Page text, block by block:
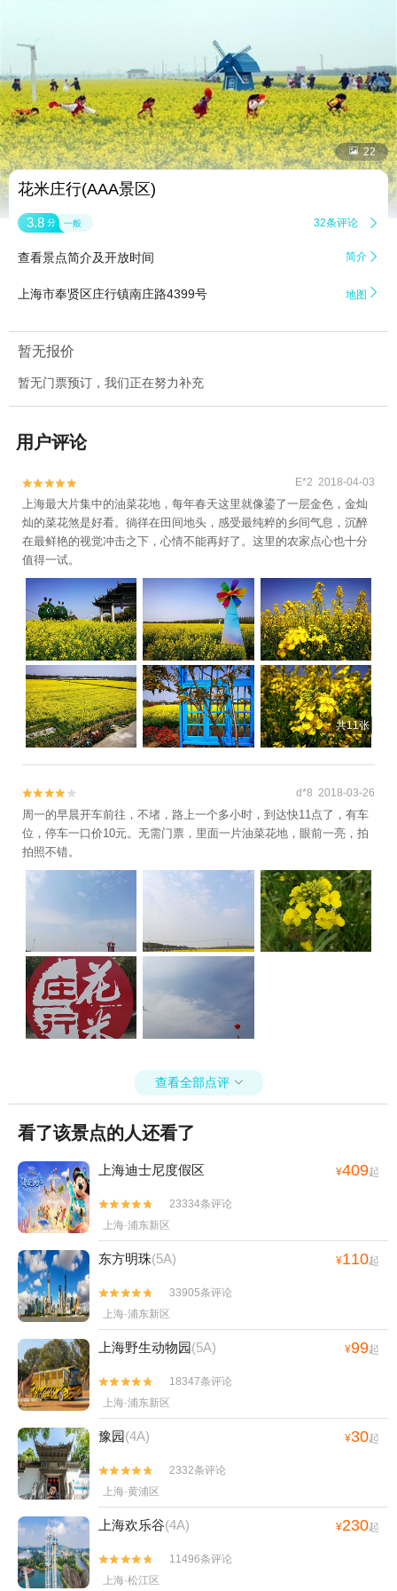
 22
花米庄行(AAA景区)
3.8 分 一般 32条评论 
查看景点简介及开放时间 简介 
上海市奉贤区庄行镇南庄路4399号 地图 
暂无报价
暂无门票预订，我们正在努力补充
用户评论

 E*2 2018-04-03
上海最大片集中的油菜花地，每年春天这里就像鎏了一层金色，金灿
灿的菜花煞是好看。徜徉在田间地头，感受最纯粹的乡间气息，沉醉
在最鲜艳的视觉冲击之下，心情不能再好了。这里的农家点心也十分
值得一试。
共11张

 d*8 2018-03-26
周一的早晨开车前往，不堵，路上一个多小时，到达快11点了，有车
位，停车一口价10元。无需门票，里面一片油菜花地，眼前一亮，拍
拍照不错。
查看全部点评 
看了该景点的人还看了
上海迪士尼度假区 ¥409起


23334条评论
上海·浦东新区
东方明珠(5A) ¥110起


33905条评论
上海·浦东新区
上海野生动物园(5A) ¥99起


18347条评论
上海·浦东新区
豫园(4A) ¥30起


2332条评论
上海·黄浦区
上海欢乐谷(4A) ¥230起


11496条评论
上海·松江区